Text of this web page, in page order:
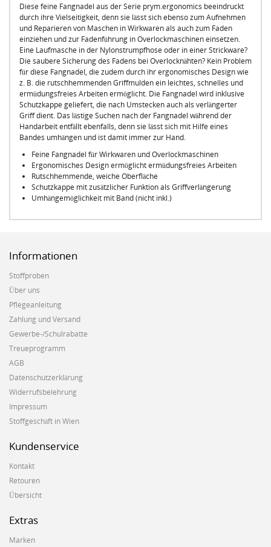
Diese feine Fangnadel aus der Serie prym.ergonomics beeindruckt
durch ihre Vielseitigkeit, denn sie lässt sich ebenso zum Aufnehmen
und Reparieren von Maschen in Wirkwaren als auch zum Faden
einziehen und zur Fadenführung in Overlockmaschinen einsetzen.
Eine Laufmasche in der Nylonstrumpfhose oder in einer Strickware?
Die saubere Sicherung des Fadens bei Overlocknähten? Kein Problem
für diese Fangnadel, die zudem durch ihr ergonomisches Design wie
z. B. die rutschhemmenden Griffmulden ein leichtes, schnelles und
ermüdungsfreies Arbeiten ermöglicht. Die Fangnadel wird inklusive
Schutzkappe geliefert, die nach Umstecken auch als verlängerter
Griff dient. Das lästige Suchen nach der Fangnadel während der
Handarbeit entfällt ebenfalls, denn sie lässt sich mit Hilfe eines
Bandes umhängen und ist damit immer zur Hand.
Feine Fangnadel für Wirkwaren und Overlockmaschinen
Ergonomisches Design ermöglicht ermüdungsfreies Arbeiten
Rutschhemmende, weiche Oberfläche
Schutzkappe mit zusätzlicher Funktion als Griffverlängerung
Umhängemöglichkeit mit Band (nicht inkl.)
Informationen
Stoffproben
Über uns
Pflegeanleitung
Zahlung und Versand
Gewerbe-/Schulrabatte
Treueprogramm
AGB
Datenschutzerklärung
Widerrufsbelehrung
Impressum
Stoffgeschäft in Wien
Kundenservice
Kontakt
Retouren
Übersicht
Extras
Marken